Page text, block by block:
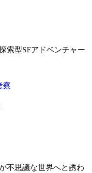
型SFアドベンチャー
不思議な世界へと誘わ